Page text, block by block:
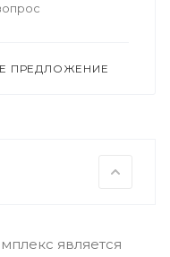
ПРЕДЛОЖЕНИЕ
является